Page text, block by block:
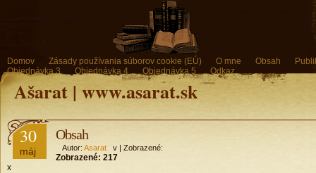
Domov Zásady používania súborov cookie (EÚ) O mne Obsah
Objednávka 3
Objednávka 4 Objednávka 5 Odkaz
Ašarat | www.asarat.sk
30
máj
Obsah
Autor: Asarat v | Zobrazené:
Zobrazené: 217
x